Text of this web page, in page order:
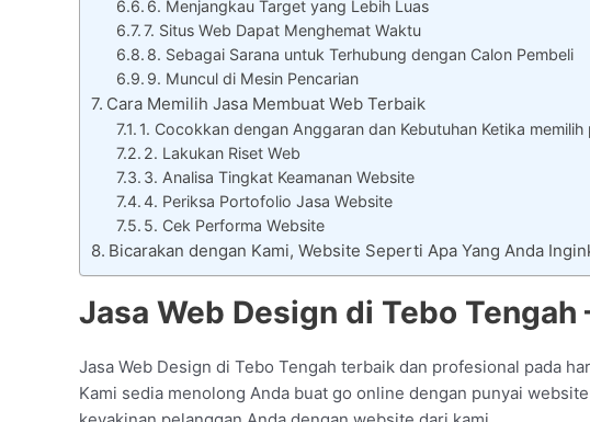
6. Menjangkau Target yang Lebih Luas
7. Situs Web Dapat Menghemat Waktu
8. Sebagai Sarana untuk Terhubung dengan Calon Pembeli
9. Muncul di Mesin Pencarian
Cara Memilih Jasa Membuat Web Terbaik
1. Cocokkan dengan Anggaran dan Kebutuhan Ketika
2. Lakukan Riset Web
3. Analisa Tingkat Keamanan Website
4. Periksa Portofolio Jasa Website
5. Cek Performa Website
Bicarakan dengan Kami, Website Seperti Apa Yang Anda
Jasa Web Design di Tebo Tengah
Jasa Web Design di Tebo Tengah terbaik dan profesional pada
Kami sedia menolong Anda buat go online dengan punyai